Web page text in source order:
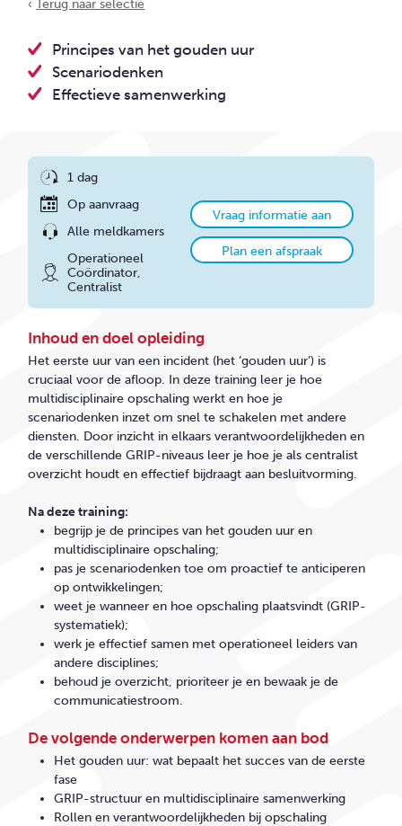
‹Terug naar selectie
Principes van het gouden uur
Scenariodenken
Effectieve samenwerking
1 dag
Op aanvraag
Alle meldkamers
Operationeel
Coördinator,
Centralist
Vraag informatie aan
Plan een afspraak
Inhoud en doel opleiding
Het eerste uur van een incident (het ‘gouden uur’) is
cruciaal voor de afloop. In deze training leer je hoe
multidisciplinaire opschaling werkt en hoe je
scenariodenken inzet om snel te schakelen met andere
diensten. Door inzicht in elkaars verantwoordelijkheden en
de verschillende GRIP-niveaus leer je hoe je als centralist
overzicht houdt en effectief bijdraagt aan besluitvorming.
Na deze training:
begrijp je de principes van het gouden uur en
multidisciplinaire opschaling;
pas je scenariodenken toe om proactief te anticiperen
op ontwikkelingen;
weet je wanneer en hoe opschaling plaatsvindt (GRIP-
systematiek);
werk je effectief samen met operationeel leiders van
andere disciplines;
behoud je overzicht, prioriteer je en bewaak je de
communicatiestroom.
De volgende onderwerpen komen aan bod
Het gouden uur: wat bepaalt het succes van de eerste
fase
GRIP-structuur en multidisciplinaire samenwerking
Rollen en verantwoordelijkheden bij opschaling
CONTACT